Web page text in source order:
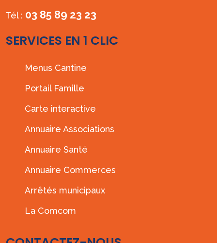
Tél : 03 85 89 23 23
SERVICES EN 1 CLIC
Menus Cantine
Portail Famille
Carte interactive
Annuaire Associations
Annuaire Santé
Annuaire Commerces
Arrêtés municipaux
La Comcom